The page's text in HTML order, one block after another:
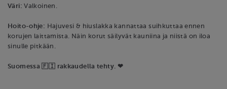
Väri: Valkoinen.
Hoito-ohje: Hajuvesi & hiuslakka kannattaa suihkuttaa ennen
korujen laittamista. Näin korut säilyvät kauniina ja niistä on iloa
sinulle pitkään.
Suomessa 🇫🇮 rakkaudella tehty. ❤